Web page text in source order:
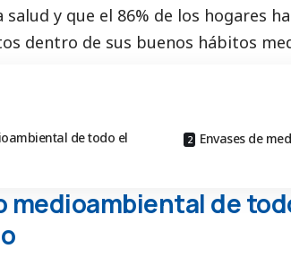
y que el 86% de los hogares
dentro de sus buenos hábitos
de todo el
Envases de
medioambiental de